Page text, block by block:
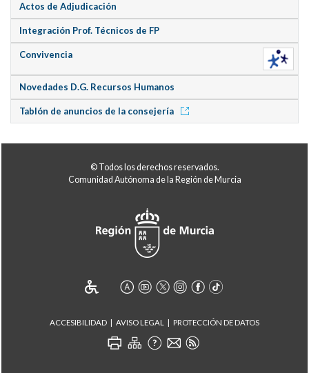
Actos de Adjudicación
Integración Prof. Técnicos de FP
Convivencia
Novedades D.G. Recursos Humanos
Tablón de anuncios de la consejería
© Todos los derechos reservados.
Comunidad Autónoma de la Región de Murcia
ACCESIBILIDAD AVISO LEGAL PROTECCIÓN DE DATOS